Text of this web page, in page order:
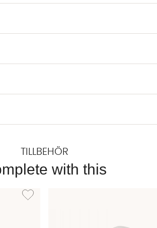
TILLBEHÖR
with this
Lägg till i önskelista: TEXTILSKYDD 500ml